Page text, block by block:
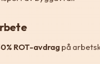
ROT-avdragpå